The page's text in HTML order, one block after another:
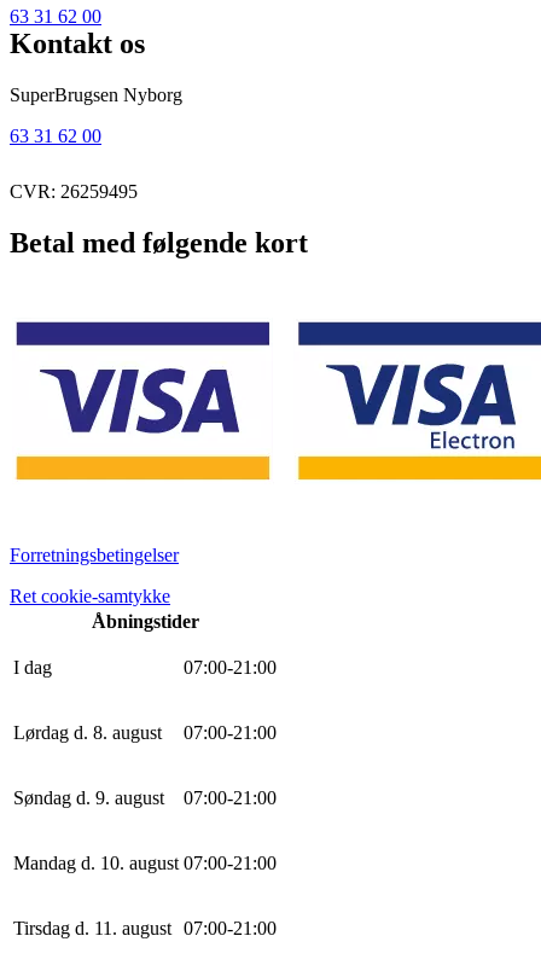
63 31 62 00
Kontakt os
SuperBrugsen Nyborg
63 31 62 00
CVR: 26259495
Betal med følgende kort
Forretningsbetingelser
Ret cookie-samtykke
Åbningstider
I dag 07:00-21 :00
Lørdag d. 8. august 07:00-21 :00
Søndag d. 9. august 07:00-21 :00
Mandag d. 10. august 07:00-21 :00
Tirsdag d. 11. august 07:00-21 :00